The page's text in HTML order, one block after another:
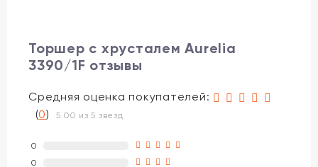
Торшер с хрусталем Aurelia
3390/1F отзывы
Средняя оценка покупателей:
(0)5.00 из 5 звезд
0
0